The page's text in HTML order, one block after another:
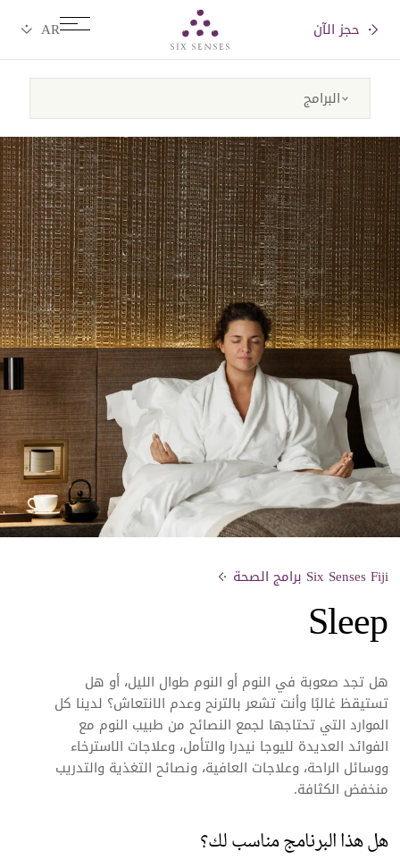
حجز الآن
Six Senses Fiji برامج الصحة
Sleep
هل تجد صعوبة في النوم أو النوم طوال الليل، أو هل
تستيقظ غالبًا وأنت تشعر بالترنح وعدم الانتعاش؟ لدينا كل
الموارد التي تحتاجها لجمع النصائح من طبيب النوم مع
الفوائد العديدة لليوجا نيدرا والتأمل، وعلاجات الاسترخاء
ووسائل الراحة، وعلاجات العافية، ونصائح التغذية والتدريب
منخفض الكثافة.
هل هذا البرنامج مناسب لك؟